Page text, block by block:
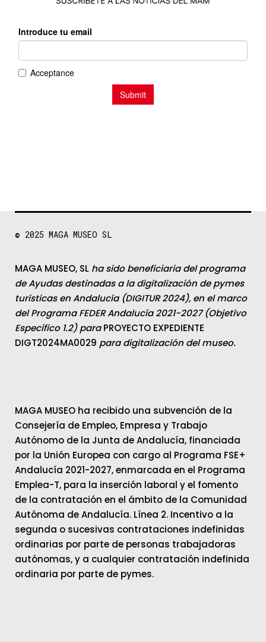
© 2025 MAGA MUSEO SL
MAGA MUSEO, SL ha sido beneficiaria del programa
de Ayudas destinadas a la digitalización de pymes
turísticas en Andalucía (DIGITUR 2024), en el marco
del Programa FEDER Andalucía 2021-2027 (Objetivo
Específico 1.2) paraPROYECTO EXPEDIENTE
DIGT2024MA0029 para digitalización del museo.
MAGA MUSEO ha recibido una subvención de la
Consejería de Empleo, Empresa y Trabajo
Autónomo de la Junta de Andalucía, financiada
por la Unión Europea con cargo al Programa FSE+
Andalucía 2021-2027, enmarcada en el Programa
Emplea-T, para la inserción laboral y el fomento
de la contratación en el ámbito de la Comunidad
Autónoma de Andalucía. Línea 2. Incentivo a la
segunda o sucesivas contrataciones indefinidas
ordinarias por parte de personas trabajadoras
autónomas, y a cualquier contratación indefinida
ordinaria por parte de pymes.